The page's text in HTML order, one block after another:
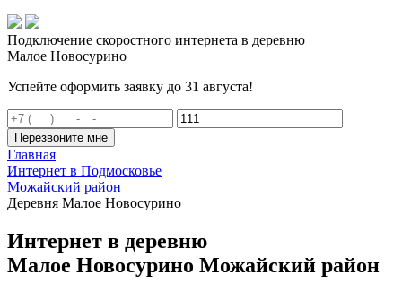
Подключение скоростного интернета в деревню
Малое Новосурино
Успейте оформить заявку до 31 августа!
Перезвоните мне
Главная
Интернет в Подмосковье
Можайский район
Деревня Малое Новосурино
Интернет в деревню
Малое Новосурино Можайский район